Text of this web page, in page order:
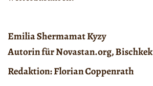
Emilia Shermamat Kyzy
Autorin für Novastan.org, Bischkek
Redaktion: Florian Coppenrath